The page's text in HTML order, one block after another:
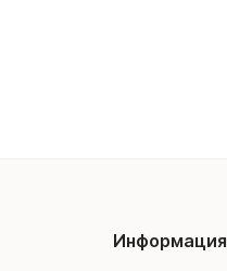
Информация